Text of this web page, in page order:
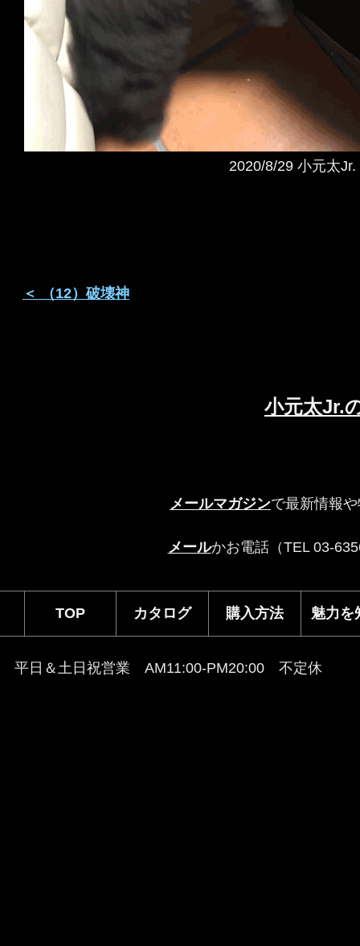
2020/8/29 小元太
＜ （12）破壊神
小元太Jr.
メールマガジンで最新情報
メールかお電話（TEL 03-
TOP カタログ 購入方法 魅力を
平日＆土日祝営業 AM11:00-PM20:00 不定休